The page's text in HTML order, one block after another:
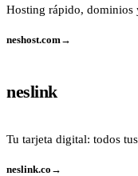
Hosting rápido, dominios
neshost.com →
neslink
Tu tarjeta digital: todos
neslink.co →